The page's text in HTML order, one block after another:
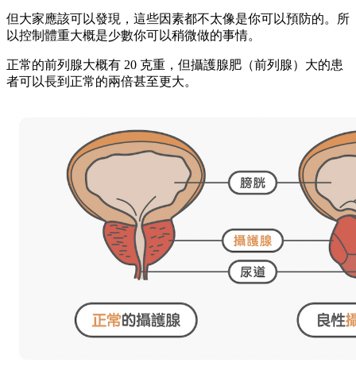
但大家應該可以發現，這些因素都不太像是你可以預防的。所
以控制體重大概是少數你可以稍微做的事情。
正常的前列腺大概有 20 克重，但攝護腺肥（前列腺）大的患
者可以長到正常的兩倍甚至更大。